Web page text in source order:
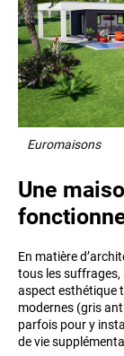
Euromaisons
Une
En matière
tous les suffrages,
aspect esthétique
modernes (gris
parfois pour y
de vie